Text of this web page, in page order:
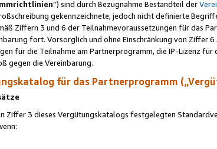
“) sind durch Bezugnahme Bestandteil der
gekennzeichnete, jedoch nicht definierte
Ziffern 3 und 6 der Teilnahmevoraussetzungen für das
fort. Vorsorglich und ohne Einschränkung von Ziffer
für die Teilnahme am Partnerprogramm, die IP-Lizenz
gegen die Vereinbarung.
für das Partnerprogramm
Ziffer 3 dieses Vergütungskatalogs festgelegten